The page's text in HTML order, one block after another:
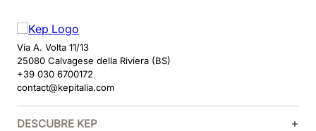
Via A. Volta 11/13
25080 Calvagese della Riviera (BS)
+39 030 6700172
contact@kepitalia.com
DESCUBRE KEP